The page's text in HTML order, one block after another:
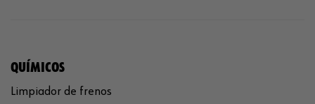
QUÍMICOS
Limpiador de frenos